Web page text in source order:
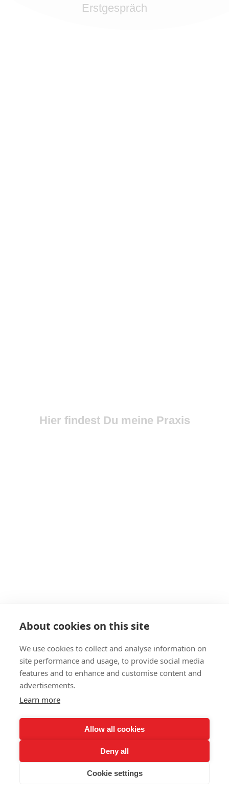
About cookies on this site
We use cookies to collect and analyse information on
site performance and usage, to provide social media
features and to enhance and customise content and
advertisements.
Learn more
Allow all cookies
Deny all
Cookie settings
Erstgespräch
Hier findest Du meine Praxis